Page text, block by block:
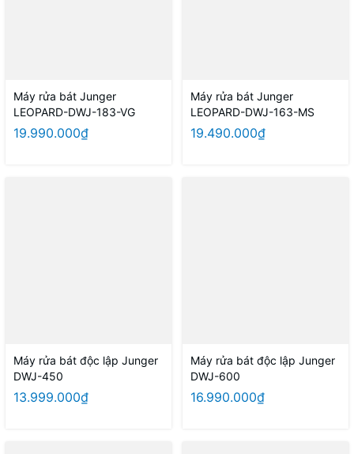
Máy rửa bát Junger
LEOPARD-DWJ-183-VG
19.990.000₫
Máy rửa bát Junger
LEOPARD-DWJ-163-MS
19.490.000₫
Máy rửa bát độc lập Junger
DWJ-450
13.999.000₫
Máy rửa bát độc lập Junger
DWJ-600
16.990.000₫